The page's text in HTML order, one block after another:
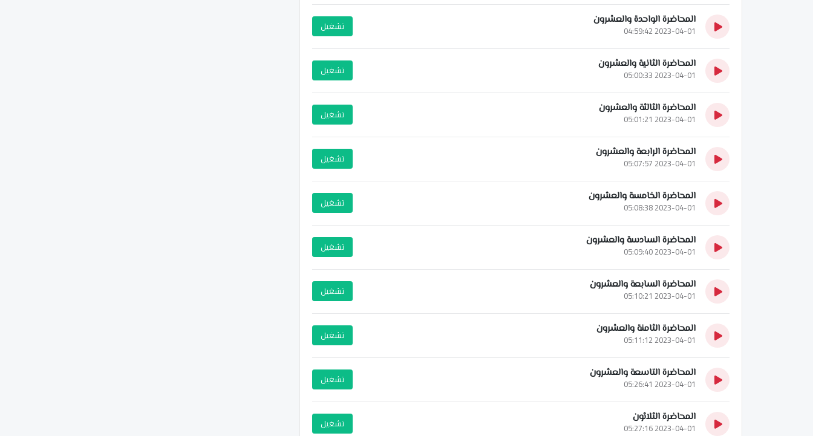
المحاضرة الواحدة والعشرون
2023-04-01 04:59:42 تشغيل
المحاضرة الثانية والعشرون
2023-04-01 05:00:33 تشغيل
المحاضرة الثالثة والعشرون
2023-04-01 05:01:21 تشغيل
المحاضرة الرابعة والعشرون
2023-04-01 05:07:57 تشغيل
المحاضرة الخامسة والعشرون
2023-04-01 05:08:38 تشغيل
المحاضرة السادسة والعشرون
2023-04-01 05:09:40 تشغيل
المحاضرة السابعة والعشرون
2023-04-01 05:10:21 تشغيل
المحاضرة الثامنة والعشرون
2023-04-01 05:11:12 تشغيل
المحاضرة التاسعة والعشرون
2023-04-01 05:26:41 تشغيل
المحاضرة الثلاثون
2023-04-01 05:27:16 تشغيل